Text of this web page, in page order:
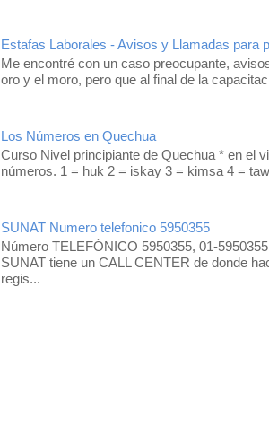
Estafas Laborales - Avisos y Llamadas para
Me encontré con un caso preocupante,
oro y el moro, pero que al final de la
Los Números en Quechua
Curso Nivel principiante de Quechua * en el
números. 1 = huk 2 = iskay 3 = kimsa 4 =
SUNAT Numero telefonico 5950355
Número TELEFÓNICO 5950355, 01-
SUNAT tiene un CALL CENTER de donde
regis...